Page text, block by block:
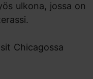
ulkona, jossa on
Chicagossa